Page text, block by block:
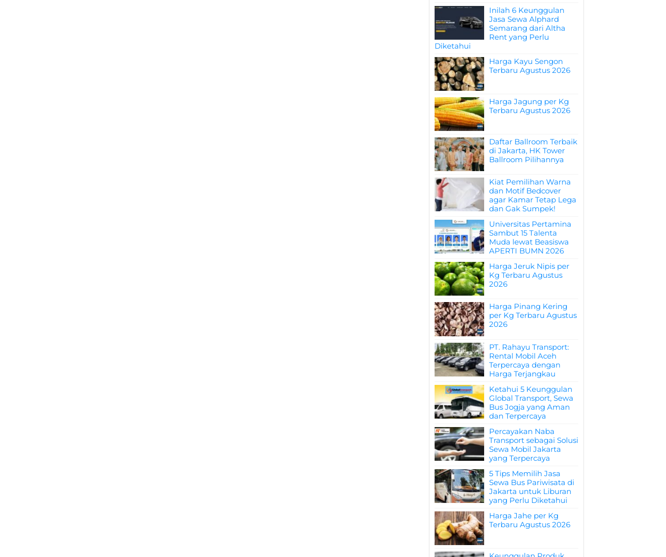
Inilah 6 Keunggulan
Jasa Sewa Alphard
Semarang dari Altha
Rent yang Perlu
Diketahui
Harga Kayu Sengon
Terbaru Agustus 2026
Harga Jagung per Kg
Terbaru Agustus 2026
Daftar Ballroom Terbaik
di Jakarta, HK Tower
Ballroom Pilihannya
Kiat Pemilihan Warna
dan Motif Bedcover
agar Kamar Tetap Lega
dan Gak Sumpek!
Universitas Pertamina
Sambut 15 Talenta
Muda lewat Beasiswa
APERTI BUMN 2026
Harga Jeruk Nipis per
Kg Terbaru Agustus
2026
Harga Pinang Kering
per Kg Terbaru Agustus
2026
PT. Rahayu Transport:
Rental Mobil Aceh
Terpercaya dengan
Harga Terjangkau
Ketahui 5 Keunggulan
Global Transport, Sewa
Bus Jogja yang Aman
dan Terpercaya
Percayakan Naba
Transport sebagai Solusi
Sewa Mobil Jakarta
yang Terpercaya
5 Tips Memilih Jasa
Sewa Bus Pariwisata di
Jakarta untuk Liburan
yang Perlu Diketahui
Harga Jahe per Kg
Terbaru Agustus 2026